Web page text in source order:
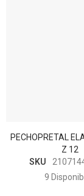
PECHOPRETAL
Z 12
SKU
9